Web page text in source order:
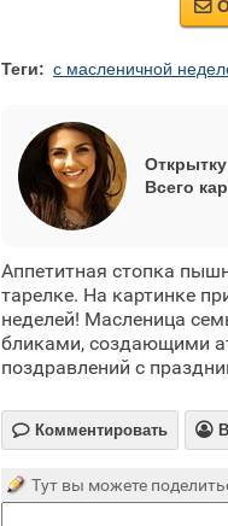

Теги: с масленичной
Всего
Аппетитная стопка
тарелке. На картинке
неделей! Масленица
бликами, создающими
поздравлений с
 Комментировать 
Тут вы можете